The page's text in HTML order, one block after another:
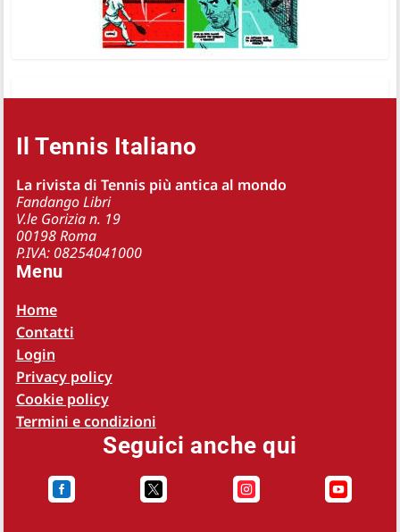
Il Tennis Italiano
La rivista di Tennis più antica al mondo
Fandango Libri
V.le Gorizia n. 19
00198 Roma
P.IVA: 08254041000
Menu
Home
Contatti
Login
Privacy policy
Cookie policy
Termini e condizioni
Seguici anche qui
   